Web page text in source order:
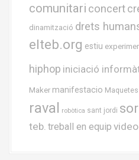
comunitari concert
dinamització drets
elteb.org estiu
hiphop iniciació
Maker manifestacio Maquetes
raval robòtica sant jordi
teb. treball en equip video